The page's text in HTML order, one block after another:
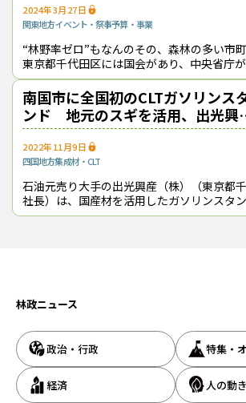
同市財産管理課の担当者によると、市民から
の声が出ている。新庁舎の建設にあたって関
「木材や木製品を調達する仕組みをつくれた
当者）という。木造・木質化を推進する確か
ようだ。
2024年3月27日
関東地方イベント・祭事予算・事業
“林野率ゼロ”もなんのその、森林の多い市
東京都千代田区には国会があり、中央省庁
社などが集まる。日本国家の１丁目１番地
人口は６万6,680人
南国市に全国初のCLTガソリンス
ンド 地元のスギを活用、出光興
が全国展開へ
2022年11月9日
四国地方集成材・CLT
石油元売り大手の出光興産（株）（東京都
社長）は、国産材を活用したガソリンスタ
ーション＝SS）を全国各地に建設するプロ
林政ニュース
政治・行政 特集・
経済 人の動き